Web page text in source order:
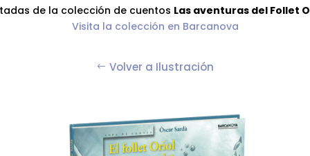
de la colección de cuentos Las aventuras del Follet
Visita la colección en Barcanova
Volver a Ilustración